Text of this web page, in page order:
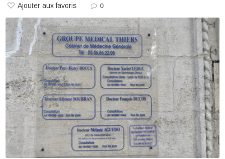
Ajouter aux favoris 0